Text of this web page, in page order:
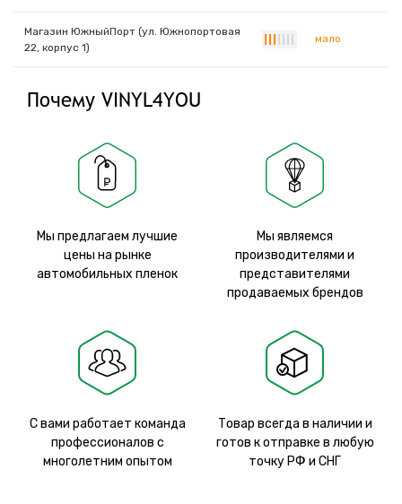
Магазин ЮжныйПорт (ул. Южнопортовая
22, корпус 1)
мало
Почему VINYL4YOU
Мы предлагаем лучшие
цены на рынке
автомобильных пленок
Мы являемся
производителями и
представителями
продаваемых брендов
С вами работает команда
профессионалов с
многолетним опытом
Товар всегда в наличии и
готов к отправке в любую
точку РФ и СНГ